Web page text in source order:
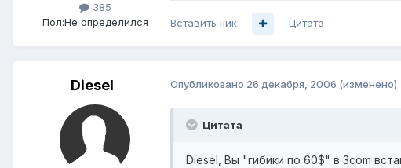
385
Пол:Не определился Вставить ник Цитата
Diesel Опубликовано 26 декабря, 2006 (изменено)
Цитата
Diesel, Вы "гибики по 60$" в 3com